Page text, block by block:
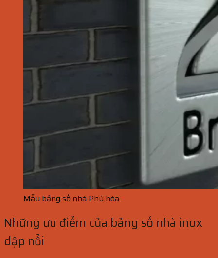
Mẫu bảng số nhà Phú hòa
Những ưu điểm của bảng số nhà inox
dập nổi